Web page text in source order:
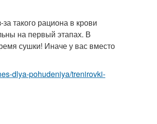
такого рациона в крови
на первый этапах. В
сушки! Иначе у вас вместо
dlya-pohudeniya/trenirovki-